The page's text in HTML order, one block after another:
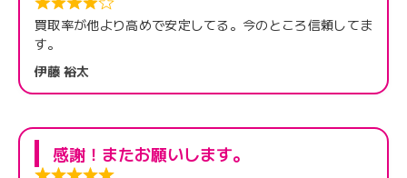
買取率が他より高めで安定してる。今のところ信頼してま
す。
伊藤 裕太
感謝！またお願いします。